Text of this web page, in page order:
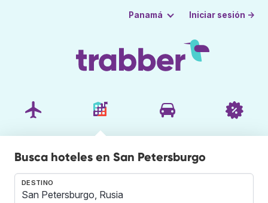
Panamá Iniciar sesión →
Busca hoteles en San Petersburgo
DESTINO